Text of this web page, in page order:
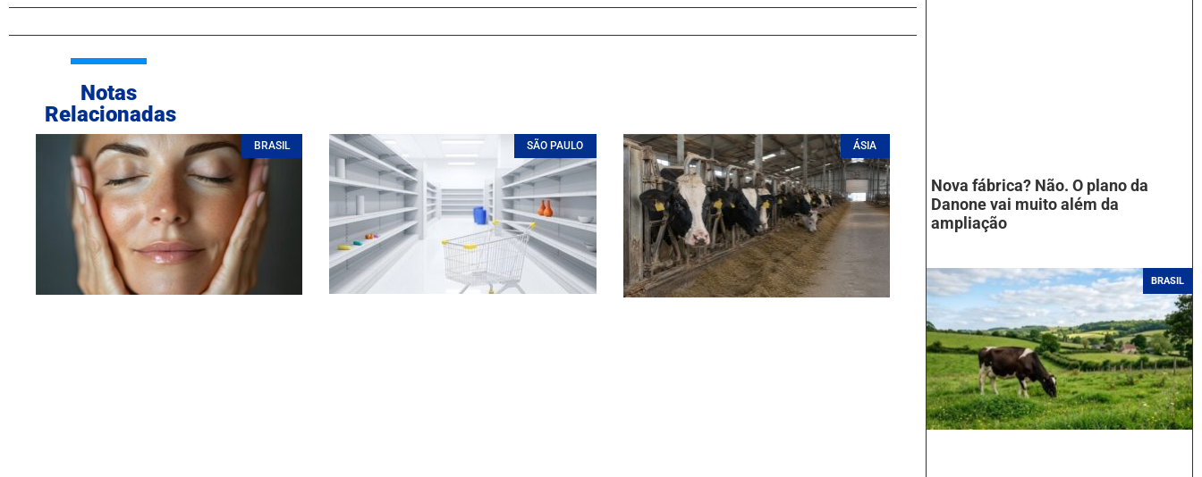
Notas
Relacionadas
BRASIL SÃO PAULO ÁSIA
Nova fábrica? Não. O plano da
Danone vai muito além da
ampliação
BRASIL